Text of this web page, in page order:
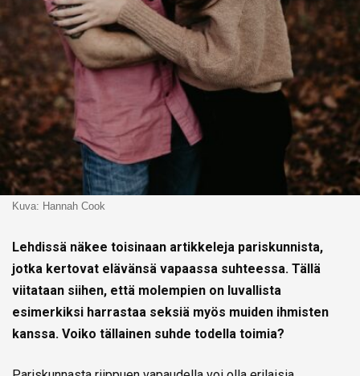
Kuva: Hannah Cook
Lehdissä näkee toisinaan artikkeleja pariskunnista,
jotka kertovat elävänsä vapaassa suhteessa. Tällä
viitataan siihen, että molempien on luvallista
esimerkiksi harrastaa seksiä myös muiden ihmisten
kanssa. Voiko tällainen suhde todella toimia?